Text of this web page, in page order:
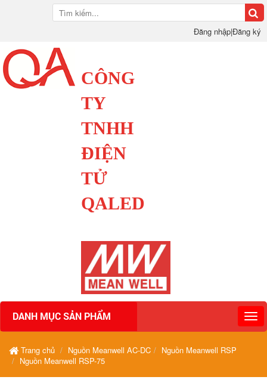
Đăng nhập|Đăng ký
CÔNG
TY
TNHH
ĐIỆN
TỬ
QALED
DANH MỤC SẢN PHẨM
Trang chủ Nguồn Meanwell AC-DC
Nguồn Meanwell RSP
Nguồn Meanwell RSP-75